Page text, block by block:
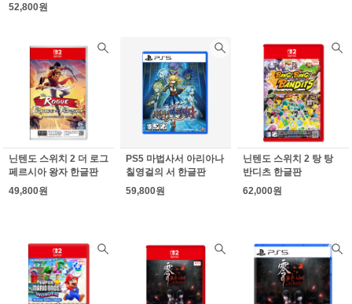
52,800원
닌텐도 스위치 2 더 로그
페르시아 왕자 한글판
49,800원
PS5 마법사서 아리아나
칠영걸의 서 한글판
59,800원
닌텐도 스위치 2 탕 탕
반디츠 한글판
62,000원